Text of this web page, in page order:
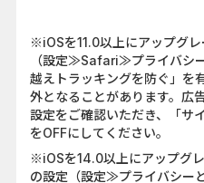
※iOSを11.0以上にアップグ
（設定≫Safari≫プライバシ
越えトラッキングを防ぐ」を
外となることがあります。広
設定をご確認いただき、「サ
をOFFにしてください。
※iOSを14.0以上にアップグ
の設定（設定≫プライバシー